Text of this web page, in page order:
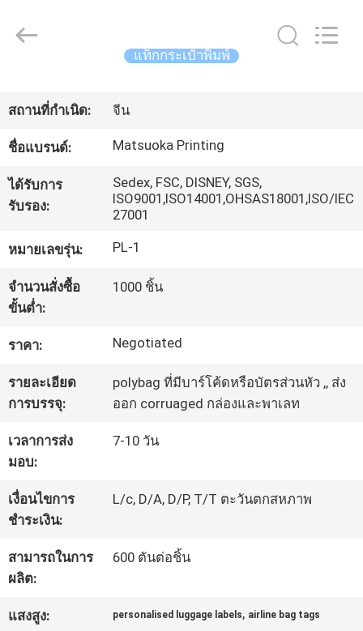
สินค้า
เกี่ยว
กับ
เรา
ทัวร์
โรงงาน
ควบคุม
คุณภาพ
ติดต่อ
เรา
Zhejiang
matsuoka
แท็กกระเป๋าพิมพ์
สถานที่กำเนิด: จีน
ชื่อแบรนด์: Matsuoka Printing
ได้รับการ
รับรอง:
Sedex, FSC, DISNEY, SGS,
ISO9001,ISO14001,OHSAS18001,ISO/IEC
27001
หมายเลขรุ่น: PL-1
จำนวนสั่งซื้อ
ขั้นต่ำ:
1000 ชิ้น
ราคา: Negotiated
รายละเอียด
การบรรจุ:
polybag ที่มีบาร์โค้ดหรือบัตรส่วนหัว ,, ส่ง
ออก corruaged กล่องและพาเลท
เวลาการส่ง
มอบ:
7-10 วัน
เงื่อนไขการ
ชำระเงิน:
L/c, D/A, D/P, T/T ตะวันตกสหภาพ
สามารถในการ
ผลิต:
600 ตันต่อชิ้น
แสงสูง: personalised luggage labels, airline bag tags